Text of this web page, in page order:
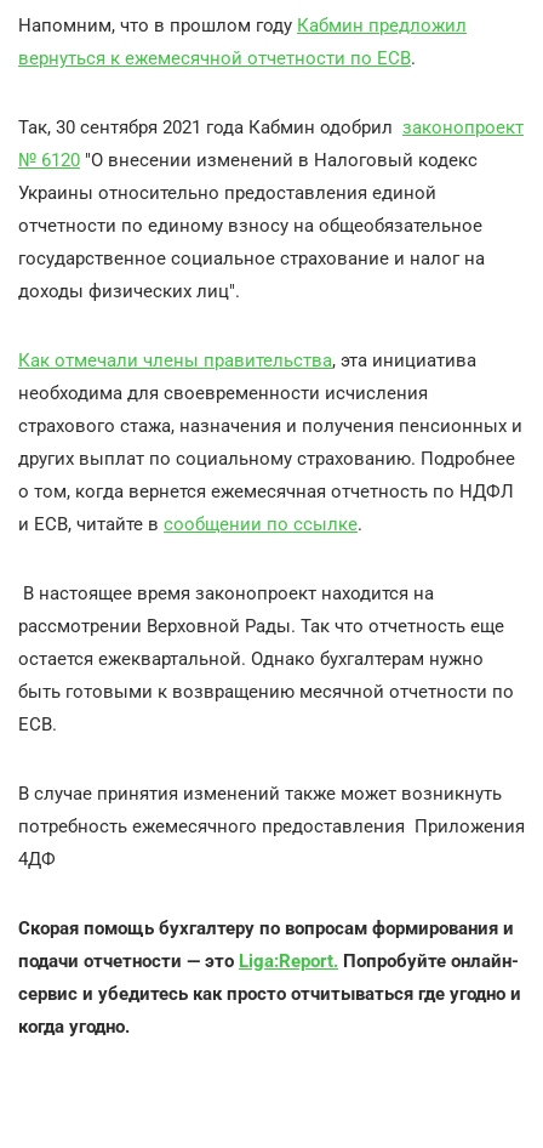
Напомним, что в прошлом году Кабмин предложил
вернуться к ежемесячной отчетности по ЕСВ.
Так, 30 сентября 2021 года Кабмин одобрил законопроект
№ 6120 "О внесении изменений в Налоговый кодекс
Украины относительно предоставления единой
отчетности по единому взносу на общеобязательное
государственное социальное страхование и налог на
доходы физических лиц".
Как отмечали члены правительства, эта инициатива
необходима для своевременности исчисления
страхового стажа, назначения и получения пенсионных и
других выплат по социальному страхованию. Подробнее
о том, когда вернется ежемесячная отчетность по НДФЛ
и ЕСВ, читайте в сообщении по ссылке.
В настоящее время законопроект находится на
рассмотрении Верховной Рады. Так что отчетность еще
остается ежеквартальной. Однако бухгалтерам нужно
быть готовыми к возвращению месячной отчетности по
ЕСВ.
В случае принятия изменений также может возникнуть
потребность ежемесячного предоставления Приложения
4ДФ
Скорая помощь бухгалтеру по вопросам формирования и
подачи отчетности — это Liga:Report. Попробуйте онлайн-
сервис и убедитесь как просто отчитываться где угодно и
когда угодно.